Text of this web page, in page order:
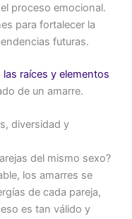
proceso emocional.
para fortalecer la
futuras.
las raíces y elementos
de un amarre.
diversidad y
del mismo sexo?
los amarres se
de cada pareja,
es tan válido y